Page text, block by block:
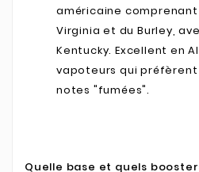
américaine
Virginia et du Burley,
Kentucky. Excellent en
vapoteurs qui
notes "fumées".
Quelle base et quels